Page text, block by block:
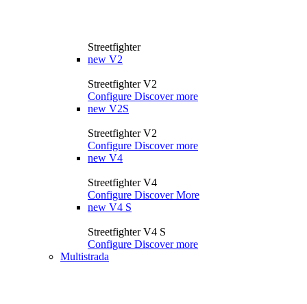
Streetfighter
new V2
Streetfighter V2
Configure Discover more
new V2S
Streetfighter V2
Configure Discover more
new V4
Streetfighter V4
Configure Discover More
new V4 S
Streetfighter V4 S
Configure Discover more
Multistrada